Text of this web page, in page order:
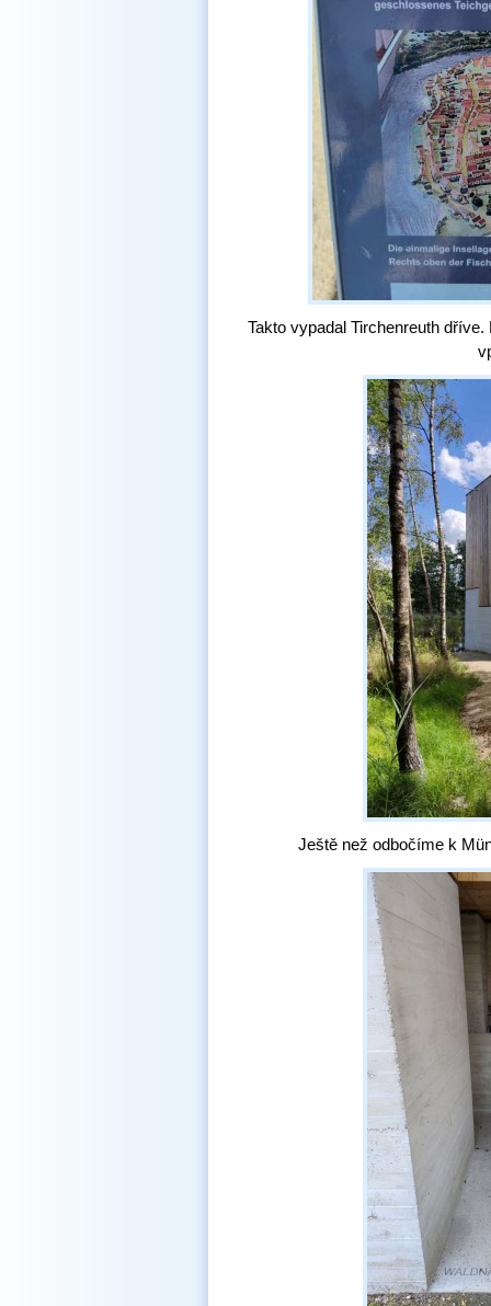
Takto vypadal Tirchenreuth
Ještě než odbočíme k